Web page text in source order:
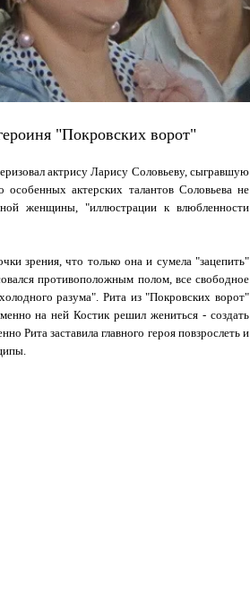
"Покровских ворот"
актрису Ларису Соловьеву, сыгравшую
актерских талантов Соловьева не
женщины, "иллюстрации к влюбленности
зрения, что только она и сумела "зацепить"
противоположным полом, все свободное
разума". Рита из "Покровских ворот"
на ней Костик решил жениться - создать
Рита заставила главного героя повзрослеть и